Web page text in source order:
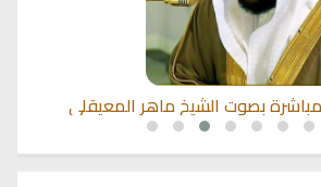
مباشرة بصوت الشيخ ماهر المعيقلي